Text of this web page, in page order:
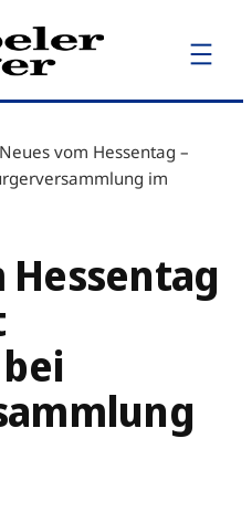
Neues vom Hessentag –
im
Hessentag